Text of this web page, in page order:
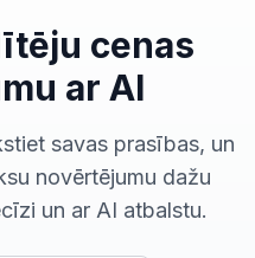
cenas
ar AI
savas prasības, un
novērtējumu dažu
un ar AI atbalstu.